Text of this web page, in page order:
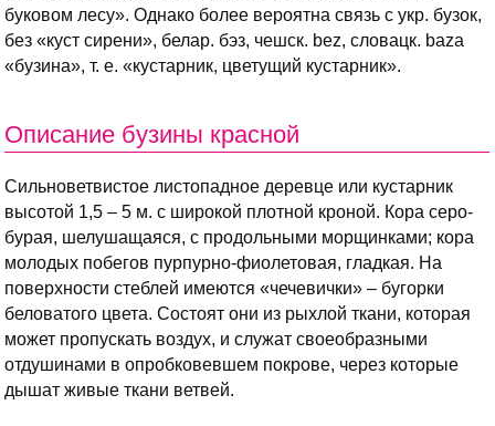
буковом лесу». Однако более вероятна связь с укр. бузок,
без «куст сирени», белар. бэз, чешск. bez, словацк. baza
«бузина», т. е. «кустарник, цветущий кустарник».
Описание бузины красной
Сильноветвистое листопадное деревце или кустарник
высотой 1,5 – 5 м. с широкой плотной кроной. Кора серо-
бурая, шелушащаяся, с продольными морщинками; кора
молодых побегов пурпурно-фиолетовая, гладкая. На
поверхности стеблей имеются «чечевички» – бугорки
беловатого цвета. Состоят они из рыхлой ткани, которая
может пропускать воздух, и служат своеобразными
отдушинами в опробковевшем покрове, через которые
дышат живые ткани ветвей.